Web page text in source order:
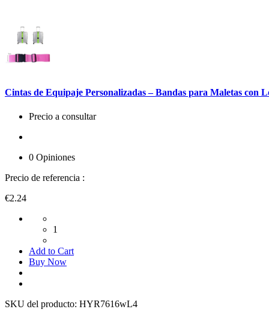
Cintas de Equipaje Personalizadas – Bandas para Maletas con
Precio a consultar
0 Opiniones
Precio de referencia :
€2.24
1
Add to Cart
Buy Now
SKU del producto: HYR7616wL4